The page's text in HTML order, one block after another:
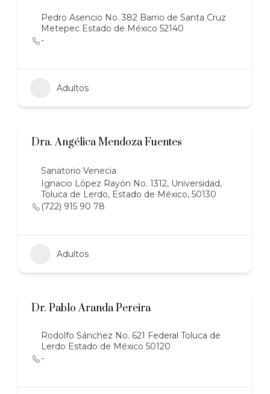
Pedro Asencio No. 382 Barrio de Santa Cruz
Metepec Estado de México 52140
-
Adultos
Dra. Angélica Mendoza Fuentes
Sanatorio Venecia
Ignacio López Rayón No. 1312, Universidad,
Toluca de Lerdo, Estado de México, 50130
(722) 915 90 78
Adultos
Dr. Pablo Aranda Pereira
Rodolfo Sánchez No. 621 Federal Toluca de
Lerdo Estado de México 50120
-